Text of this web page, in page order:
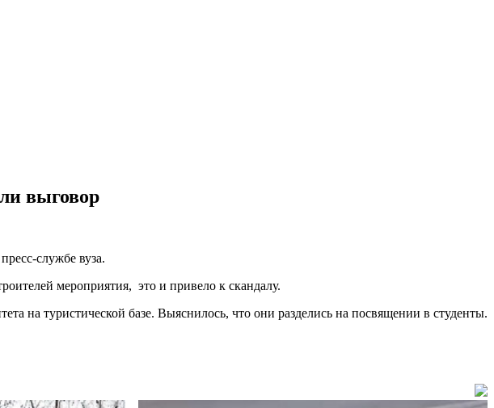
выговор
службе вуза.
мероприятия, это и привело к скандалу.
на туристической базе. Выяснилось, что они разделись на посвящении в студенты.